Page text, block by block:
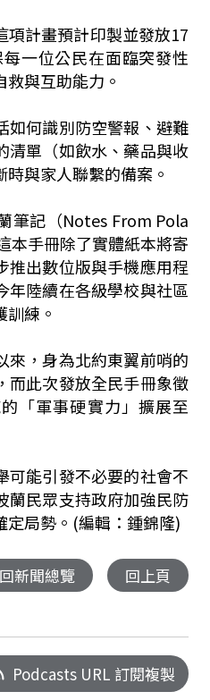
項計畫預計印製並發放17
一位公民在面臨突發性
與互助能力。
如何識別防空警報、避難
清單（如飲水、藥品與收
與家人聯繫的備案。
筆記（Notes From Pola
本手冊除了實體紙本將寄
推出數位版與手機應用程
年陸續在各級學校與社區
練。
來，身為北約東翼前哨的
而此次發放全民手冊象徵
「軍事硬實力」擴展至
可能引發不必要的社會不
蘭民眾支持政府加強民防
定局勢。(編輯：鍾錦隆)
回新聞總覽 回上頁
Podcasts URL 訂閱複製